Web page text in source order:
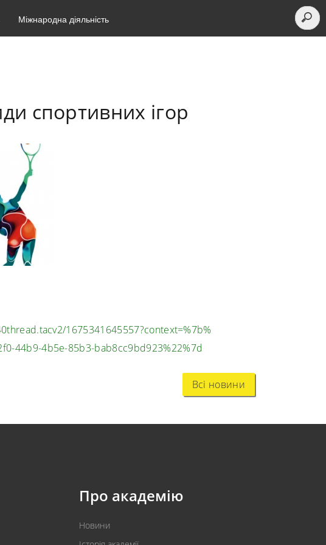
Міжнародна діяльність
спортивних ігор
1675341645557?context=%7b%
44b9-4b5e-85b3-bab8cc9bd923%22%7d
Всі новини
Про академію
Новини